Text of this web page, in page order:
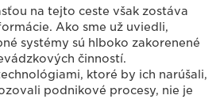
na tejto ceste však zostáva
Ako sme už uviedli,
systémy sú hlboko zakorenené
činností.
ktoré by ich narúšali,
podnikové procesy, nie je